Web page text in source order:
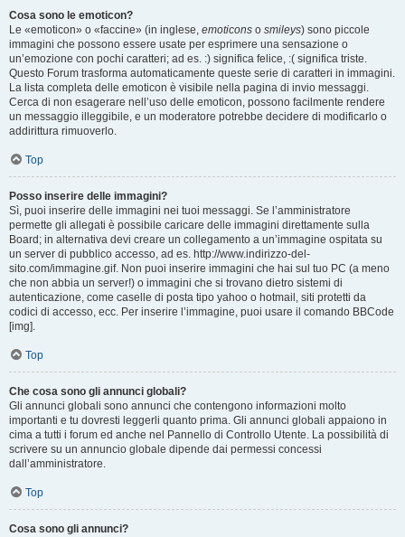
Cosa sono le emoticon?
Le «emoticon» o «faccine» (in inglese, emoticons o smileys) sono piccole
immagini che possono essere usate per esprimere una sensazione o
un’emozione con pochi caratteri; ad es. :) significa felice, :( significa triste.
Questo Forum trasforma automaticamente queste serie di caratteri in immagini.
La lista completa delle emoticon è visibile nella pagina di invio messaggi.
Cerca di non esagerare nell’uso delle emoticon, possono facilmente rendere
un messaggio illeggibile, e un moderatore potrebbe decidere di modificarlo o
addirittura rimuoverlo.
Top
Posso inserire delle immagini?
Sì, puoi inserire delle immagini nei tuoi messaggi. Se l’amministratore
permette gli allegati è possibile caricare delle immagini direttamente sulla
Board; in alternativa devi creare un collegamento a un’immagine ospitata su
un server di pubblico accesso, ad es. http://www.indirizzo-del-
sito.com/immagine.gif. Non puoi inserire immagini che hai sul tuo PC (a meno
che non abbia un server!) o immagini che si trovano dietro sistemi di
autenticazione, come caselle di posta tipo yahoo o hotmail, siti protetti da
codici di accesso, ecc. Per inserire l’immagine, puoi usare il comando BBCode
[img].
Top
Che cosa sono gli annunci globali?
Gli annunci globali sono annunci che contengono informazioni molto
importanti e tu dovresti leggerli quanto prima. Gli annunci globali appaiono in
cima a tutti i forum ed anche nel Pannello di Controllo Utente. La possibilità di
scrivere su un annuncio globale dipende dai permessi concessi
dall’amministratore.
Top
Cosa sono gli annunci?